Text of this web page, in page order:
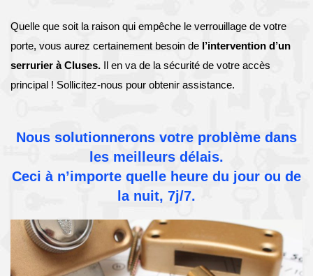
Quelle que soit la raison qui empêche le verrouillage de votre
porte, vous aurez certainement besoin de l’intervention d’un
serrurier à Cluses. Il en va de la sécurité de votre accès
principal ! Sollicitez-nous pour obtenir assistance.
Nous solutionnerons votre problème dans
les meilleurs délais.
Ceci à n’importe quelle heure du jour ou de
la nuit, 7j/7.